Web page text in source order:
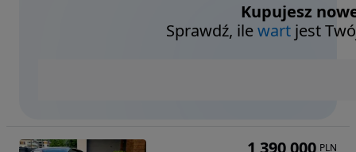
Kupujesz
Sprawdź, ilewart jest
PLN